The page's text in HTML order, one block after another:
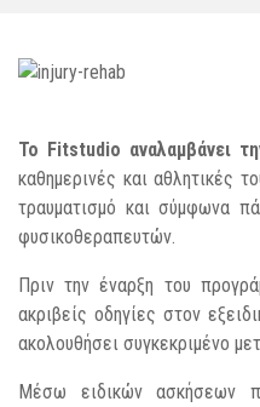
To Fitstudio αναλαμβάνει
καθημερινές και αθλητικές
τραυματισμό και σύμφωνα
φυσικοθεραπευτών.
Πριν την έναρξη του
ακριβείς οδηγίες στον
ακολουθήσει συγκεκριμένο
Μέσω ειδικών ασκήσεων